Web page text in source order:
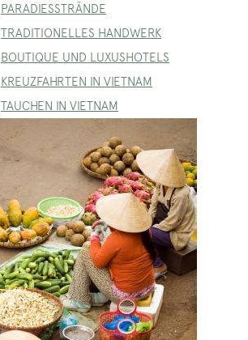
PARADIESSTRÄNDE
TRADITIONELLES HANDWERK
BOUTIQUE UND LUXUSHOTELS
KREUZFAHRTEN IN VIETNAM
TAUCHEN IN VIETNAM